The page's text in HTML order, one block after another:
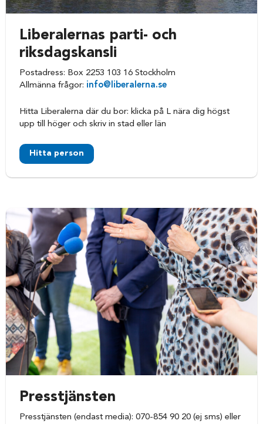
Liberalernas parti- och
riksdagskansli
Postadress: Box 2253 103 16 Stockholm
Allmänna frågor: info@liberalerna.se
Hitta Liberalerna där du bor: klicka på L nära dig högst
upp till höger och skriv in stad eller län
Hitta person
Presstjänsten
Presstjänsten (endast media): 070-854 90 20 (ej sms) eller